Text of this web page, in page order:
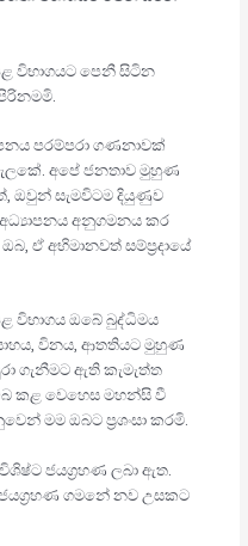
විභාගයට පෙනී සිටින
පරම්පරා ගණනාවක්
අපේ ජනතාව මුහුණ
ඔවුන් සැමවිටම දියුණුව
අනුගමනය කර
ඒ අභිමානවත් සම්ප්‍රදායේ
විභාගය ඔබේ බුද්ධිමය
විනය, ආතතියට මුහුණ
ගැනීමට ඇති කැමැත්ත
කළ වෙහෙස මහන්සි වී
මම ඔබට ප්‍රශංසා කරමි.
ජයග්‍රහණ ලබා ඇත.
ජයග්‍රහණ ගමනේ නව උසකට